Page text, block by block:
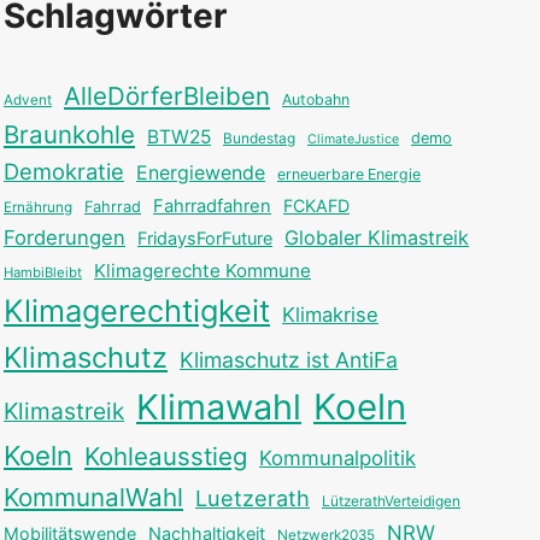
Schlagwörter
Advent AlleDörferBleiben Autobahn
Braunkohle BTW25 Bundestag ClimateJustice demo
Demokratie Energiewende erneuerbare Energie
Ernährung Fahrrad Fahrradfahren FCKAFD
Forderungen FridaysForFuture Globaler Klimastreik
HambiBleibt Klimagerechte Kommune
Klimagerechtigkeit Klimakrise
Klimaschutz Klimaschutz ist AntiFa
Klimastreik Klimawahl Koeln
Koeln Kohleausstieg Kommunalpolitik
KommunalWahl Luetzerath LützerathVerteidigen
Mobilitätswende Nachhaltigkeit Netzwerk2035 NRW